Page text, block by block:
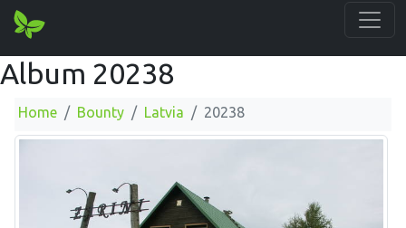
Album 20238
Home Bounty Latvia 20238